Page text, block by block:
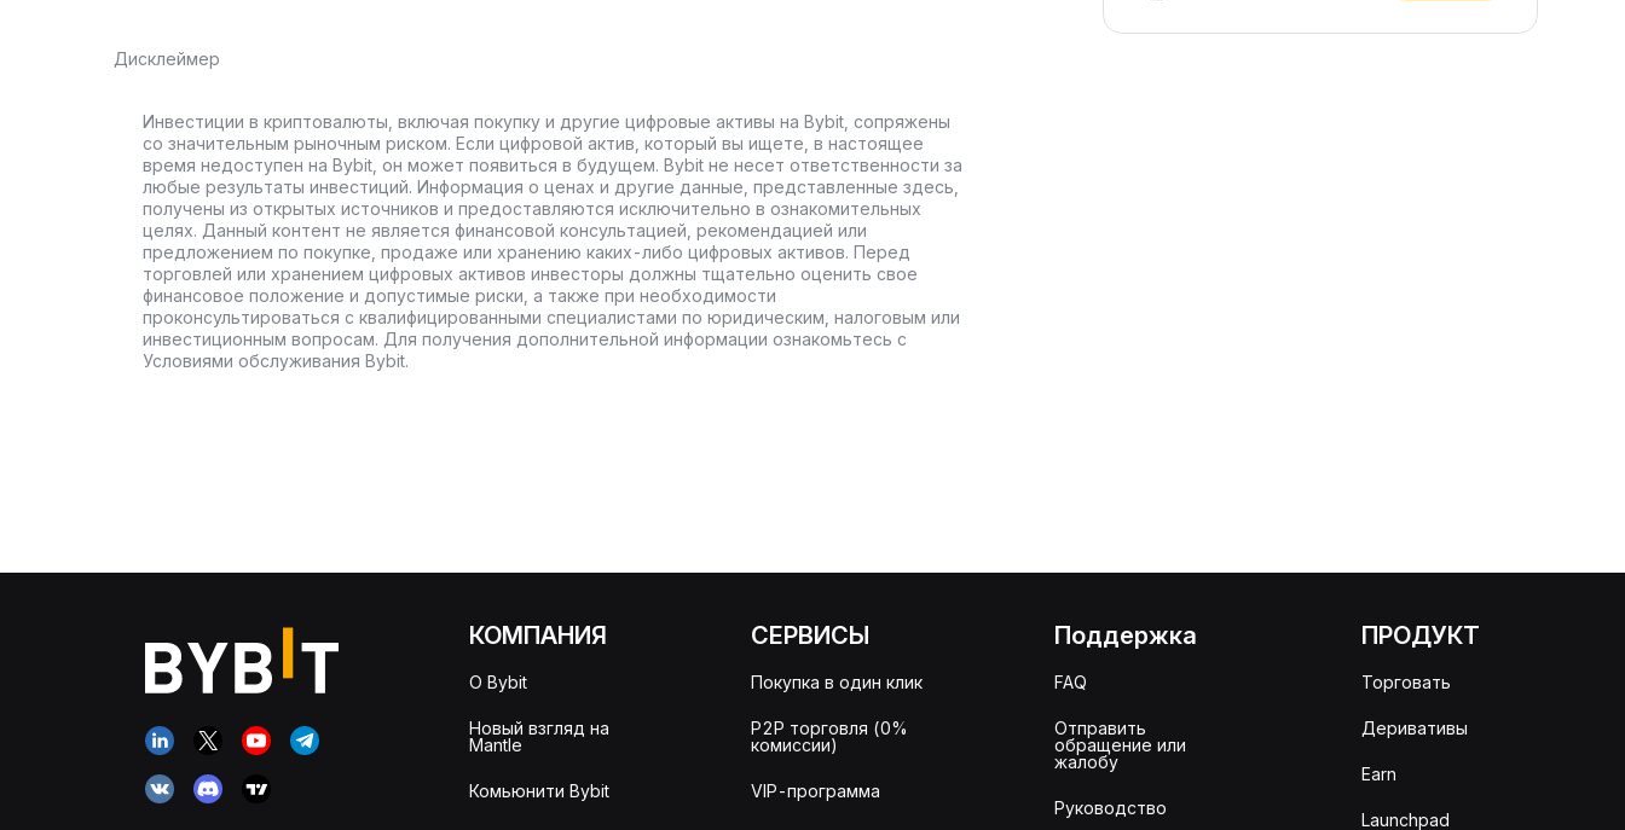
Дисклеймер
Инвестиции в криптовалюты, включая покупку и другие цифровые активы на Bybit, сопряжены
со значительным рыночным риском. Если цифровой актив, который вы ищете, в настоящее
время недоступен на Bybit, он может появиться в будущем. Bybit не несет ответственности за
любые результаты инвестиций. Информация о ценах и другие данные, представленные здесь,
получены из открытых источников и предоставляются исключительно в ознакомительных
целях. Данный контент не является финансовой консультацией, рекомендацией или
предложением по покупке, продаже или хранению каких-либо цифровых активов. Перед
торговлей или хранением цифровых активов инвесторы должны тщательно оценить свое
финансовое положение и допустимые риски, а также при необходимости
проконсультироваться с квалифицированными специалистами по юридическим, налоговым или
инвестиционным вопросам. Для получения дополнительной информации ознакомьтесь с
Условиями обслуживания Bybit.
КОМПАНИЯ
О Bybit
Новый взгляд на
Mantle
Комьюнити Bybit
СЕРВИСЫ
Покупка в один клик
P2P торговля (0%
комиссии)
VIP-программа
Поддержка
FAQ
Отправить
обращение или
жалобу
Руководство
ПРОДУКТ
Торговать
Деривативы
Earn
Launchpad